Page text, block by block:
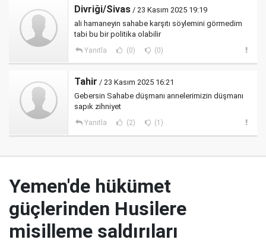
Divriği/Sivas / 23 Kasım 2025 19:19
ali hamaneyin sahabe karşıtı söylemini görmedim
tabi bu bir politika olabilir
Yanıtla (0) (0)
Tahir / 23 Kasım 2025 16:21
Gebersin Sahabe düşmanı annelerimizin düşmanı
sapık zihniyet
Yanıtla (2) (1)
Yemen'de hükümet
güçlerinden Husilere
misilleme saldırıları